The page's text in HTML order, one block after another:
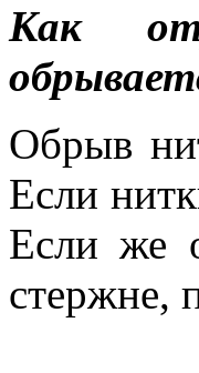
Как
Обрыв
Если
Если же
стержне,